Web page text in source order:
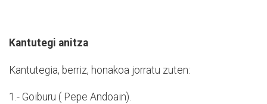
Kantutegi anitza
Kantutegia, berriz, honakoa jorratu zuten:
1.- Goiburu ( Pepe Andoain).